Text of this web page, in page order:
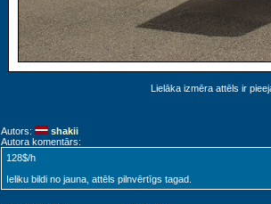
Lielāka izmēra attēls ir
Autors:
shakii
Autora komentārs:
128$/h
Ieliku bildi no jauna, attēls pilnvērtīgs tagad.